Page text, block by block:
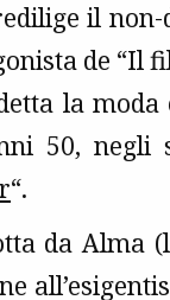
il
de “Il
la moda
50, negli
“.
da Alma